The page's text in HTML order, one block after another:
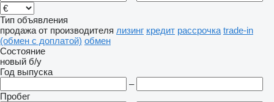
Тип объявления
продажа от производителя лизинг кредит рассрочка trade-in
(обмен с доплатой) обмен
Состояние
новый б/у
Год выпуска
–
Пробег